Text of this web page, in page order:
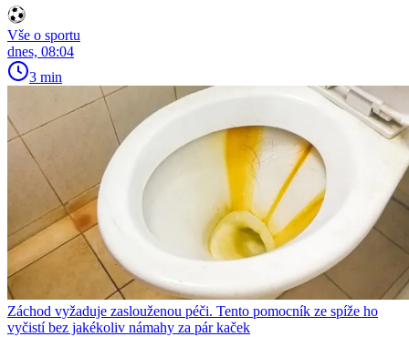
Vše o sportu
dnes, 08:04
3 min
Záchod vyžaduje zaslouženou péči. Tento pomocník ze spíže ho
vyčistí bez jakékoliv námahy za pár kaček